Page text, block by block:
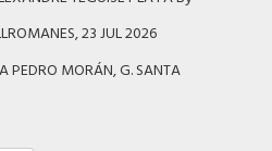
23 JUL 2026
PEDRO MORÁN, G. SANTA